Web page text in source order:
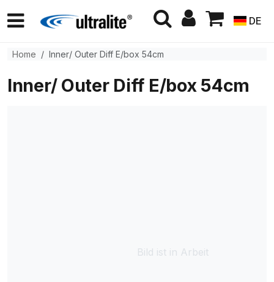
DE
Home Inner/ Outer Diff E/box 54cm
Inner/ Outer Diff E/box 54cm
Bild ist in Arbeit